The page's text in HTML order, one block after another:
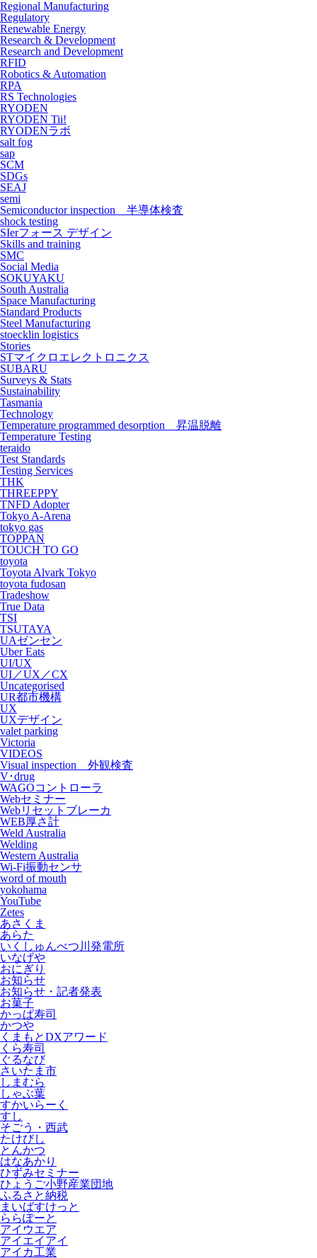
Regional Manufacturing
Regulatory
Renewable Energy
Research & Development
Research and Development
RFID
Robotics & Automation
RPA
RS Technologies
RYODEN
RYODEN Tii!
RYODENラボ
salt fog
sap
SCM
SDGs
SEAJ
semi
Semiconductor inspection 半導体検査
shock testing
SIerフォース デザイン
Skills and training
SMC
Social Media
SOKUYAKU
South Australia
Space Manufacturing
Standard Products
Steel Manufacturing
stoecklin logistics
Stories
STマイクロエレクトロニクス
SUBARU
Surveys & Stats
Sustainability
Tasmania
Technology
Temperature programmed desorption 昇温脱離
Temperature Testing
teraido
Test Standards
Testing Services
THK
THREEPPY
TNFD Adopter
Tokyo A-Arena
tokyo gas
TOPPAN
TOUCH TO GO
toyota
Toyota Alvark Tokyo
toyota fudosan
Tradeshow
True Data
TSI
TSUTAYA
UAゼンセン
Uber Eats
UI/UX
UI／UX／CX
Uncategorised
UR都市機構
UX
UXデザイン
valet parking
Victoria
VIDEOS
Visual inspection 外観検査
V･drug
WAGOコントローラ
Webセミナー
Webリセットブレーカ
WEB厚さ計
Weld Australia
Welding
Western Australia
Wi-Fi振動センサ
word of mouth
yokohama
YouTube
Zetes
あさくま
あらた
いくしゅんべつ川発電所
いなげや
おにぎり
お知らせ
お知らせ・記者発表
お菓子
かっぱ寿司
かつや
くまもとDXアワード
くら寿司
ぐるなび
さいたま市
しまむら
しゃぶ葉
すかいらーく
すし
そごう・西武
たけびし
とんかつ
はなあかり
ひずみセミナー
ひょうご小野産業団地
ふるさと納税
まいばすけっと
ららぽーと
アイウエア
アイエイアイ
アイカ工業